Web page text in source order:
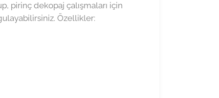
pirinç dekopaj çalışmaları için
Özellikler: